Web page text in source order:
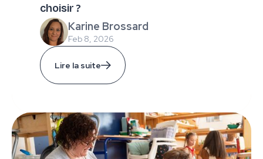
choisir ?
Karine Brossard
Feb 8, 2026
Lire la suite